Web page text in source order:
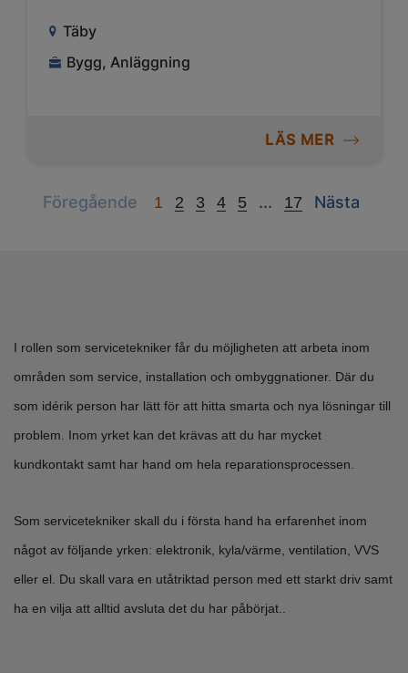
Täby
Bygg, Anläggning
LÄS MER
Föregående Previous
1 2 3 4 5 ...
Next17 Nästa
Next
I rollen som servicetekniker får du möjligheten att arbeta inom
områden som service, installation och ombyggnationer. Där du
som idérik person har lätt för att hitta smarta och nya lösningar till
problem. Inom yrket kan det krävas att du har mycket
kundkontakt samt har hand om hela reparationsprocessen.
Som servicetekniker skall du i första hand ha erfarenhet inom
något av följande yrken: elektronik, kyla/värme, ventilation, VVS
eller el. Du skall vara en utåtriktad person med ett starkt driv samt
ha en vilja att alltid avsluta det du har påbörjat..